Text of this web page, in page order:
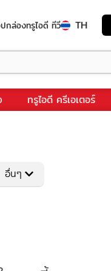
กล่องทรูไอดี ทีวี TH
ทรูไอดี ครีเอเตอร์
อื่นๆ